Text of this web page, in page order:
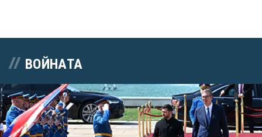
ВОЙНАТА